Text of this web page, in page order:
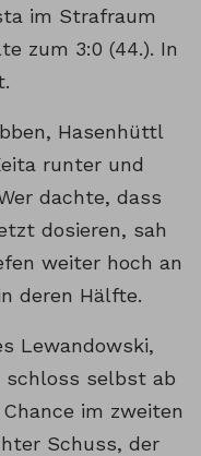
im Strafraum
zum 3:0 (44.). In
Hasenhüttl
runter und
dachte, dass
dosieren, sah
weiter hoch an
deren Hälfte.
Lewandowski,
schloss selbst ab
im zweiten
Schuss, der